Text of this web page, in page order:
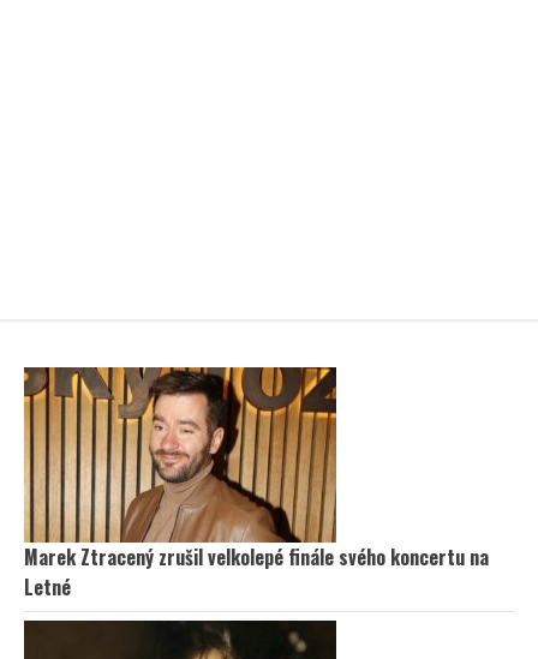
Marek Ztracený zrušil velkolepé finále svého koncertu na
Letné